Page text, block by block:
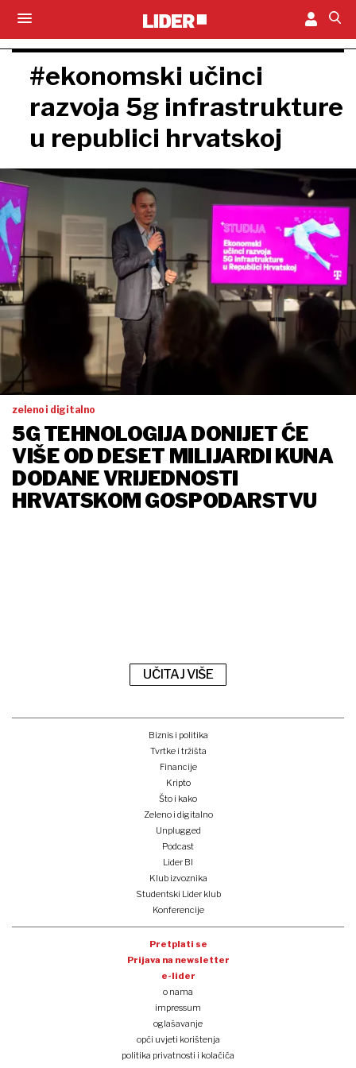
#ekonomski učinci
razvoja 5g infrastrukture
u republici hrvatskoj
zeleno i digitalno
5G TEHNOLOGIJA DONIJET ĆE
VIŠE OD DESET MILIJARDI KUNA
DODANE VRIJEDNOSTI
HRVATSKOM GOSPODARSTVU
UČITAJ VIŠE
Biznis i politika
Tvrtke i tržišta
Financije
Kripto
Što i kako
Zeleno i digitalno
Unplugged
Podcast
Lider BI
Klub izvoznika
Studentski Lider klub
Konferencije
Pretplati se
Prijava na newsletter
e-lider
o nama
impressum
oglašavanje
opći uvjeti korištenja
politika privatnosti i kolačića